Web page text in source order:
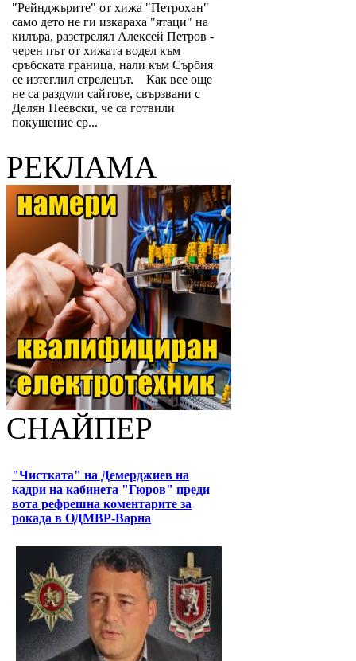
"Рейнджърите" от хижа "Петрохан"
само дето не ги изкараха "ятаци" на
килъра, разстрелял Алексей Петров -
черен път от хижата водел към
сръбската граница, нали към Сърбия
се изтеглил стрелецът. Как все още
не са раздули сайтове, свързвани с
Делян Пеевски, че са готвили
покушение ср...
РЕКЛАМА
СНАЙПЕР
"Чистката" на Демерджиев на
кадри на кабинета "Гюров" преди
вота рефрешна коментарите за
рокада в ОДМВР-Варна